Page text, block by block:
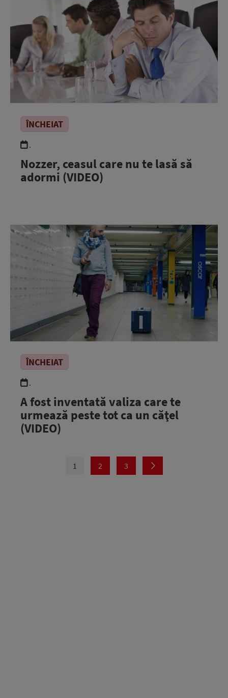
ÎNCHEIAT
.
Nozzer, ceasul care nu te lasă să
adormi (VIDEO)
ÎNCHEIAT
.
A fost inventată valiza care te
urmează peste tot ca un căţel
(VIDEO)
1 2 3